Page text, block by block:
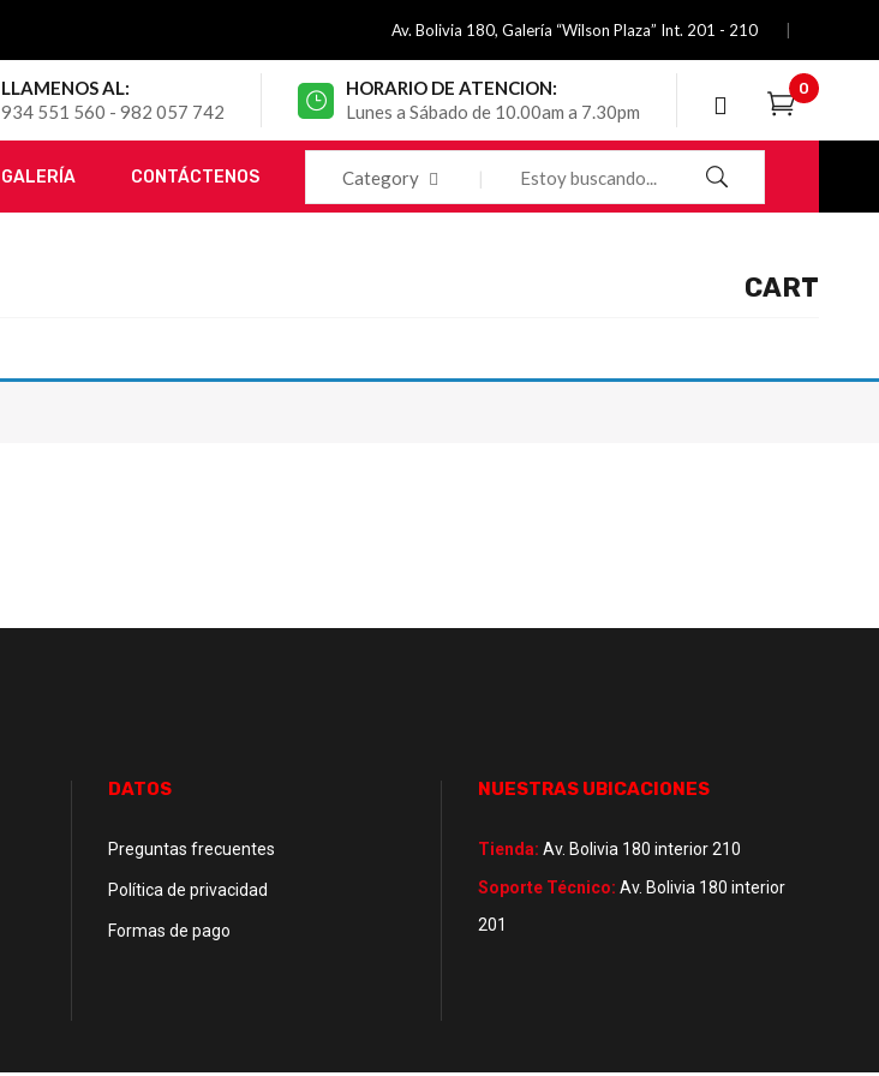
Av. Bolivia 180, Galería “Wilson Plaza” Int. 201 - 210
LLAMENOS AL:
934 551 560 - 982 057 742
HORARIO DE ATENCION:
Lunes a Sábado de 10.00am a 7.30pm
0
GALERÍA CONTÁCTENOS Category
CART
DATOS
Preguntas frecuentes
Política de privacidad
Formas de pago
NUESTRAS UBICACIONES
Tienda: Av. Bolivia 180 interior 210
Soporte Técnico: Av. Bolivia 180 interior
201